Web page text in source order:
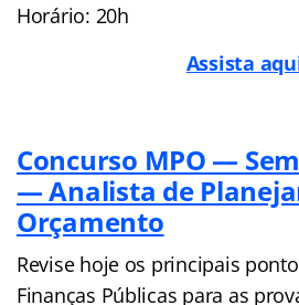
Horário: 20h
Assista
Concurso MPO —
— Analista de
Orçamento
Revise hoje os principais
Finanças Públicas para as